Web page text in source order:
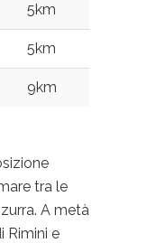
5km
5km
9km
tra le
A metà
Rimini e